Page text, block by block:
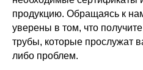
продукцию. Обращаясь к
уверены в том, что
трубы, которые прослужат
либо проблем.